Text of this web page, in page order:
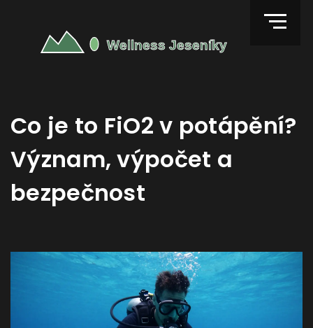
Co je to FiO2 v potápění?
Význam, výpočet a
bezpečnost